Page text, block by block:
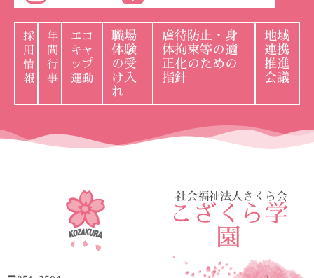
採
用
情
報
年
間
行
事
エコ
キャ
ップ
運動
職場
体験
の受
け入
れ
虐待防止・身
体拘束等の適
正化のための
指針
地域
連携
推進
会議
社会福祉法人さくら会
こざくら学
園